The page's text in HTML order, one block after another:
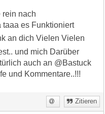
rein nach
taaa es Funktioniert
an dich Vielen Vielen
und mich Darüber
auch an @Bastuck
und Kommentare..!!!
Zitieren